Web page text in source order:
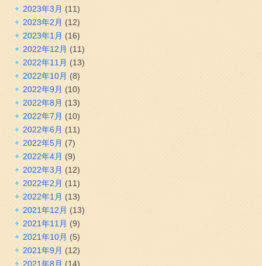
2023年3月 (11)
2023年2月 (12)
2023年1月 (16)
2022年12月 (11)
2022年11月 (13)
2022年10月 (8)
2022年9月 (10)
2022年8月 (13)
2022年7月 (10)
2022年6月 (11)
2022年5月 (7)
2022年4月 (9)
2022年3月 (12)
2022年2月 (11)
2022年1月 (13)
2021年12月 (13)
2021年11月 (9)
2021年10月 (5)
2021年9月 (12)
2021年8月 (14)